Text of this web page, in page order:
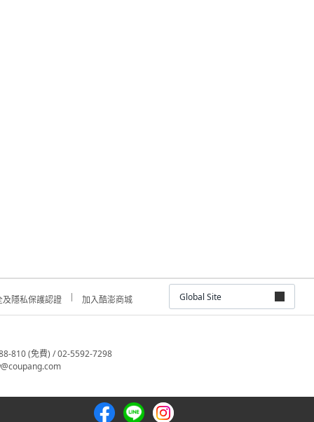
及隱私保護認證 加入酷澎商城 Global Site
810 (免費) / 02-5592-7298